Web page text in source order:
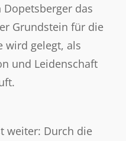
das
Grundstein für die
wird gelegt, als
und Leidenschaft
weiter: Durch die